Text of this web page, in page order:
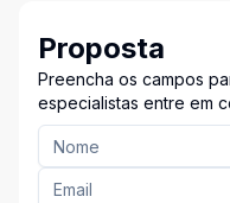
Proposta
Preencha os campos
especialistas entre em